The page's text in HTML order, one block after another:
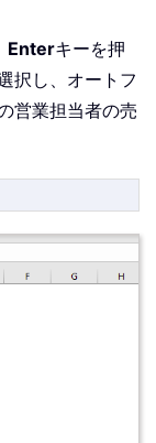
Enterキーを押
択し、オートフ
営業担当者の売